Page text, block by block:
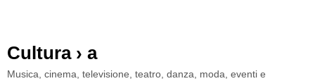
Cultura › a
Musica, cinema, televisione, teatro, danza, moda, eventi e